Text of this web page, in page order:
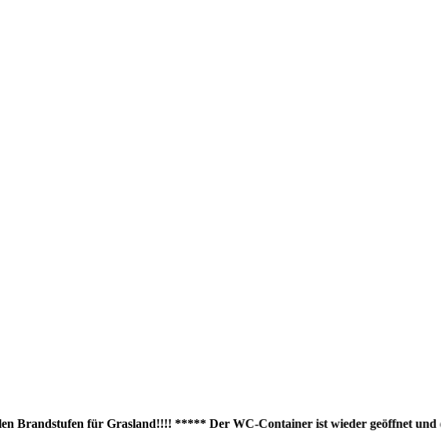
für Grasland!!!! ***** Der WC-Container ist wieder geöffnet und das